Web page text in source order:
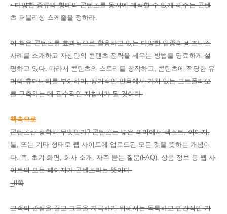
• 다양한 종류와 형태의 콘텐츠를 동시에 제작할 수 있게 해주는 콘텐
츠 퍼블리싱 스케줄을 정하라.
이 책은 콘텐츠를 효과적으로 활용하고 있는 다양한 업종의 비즈니스
사례를 소개하고 자신만의 콘텐츠 전략을 세우는 방법을 명료하게 설
명하고 있다. 따라서 콘텐츠의 스토리를 창작하고, 콘텐츠에 적당한 유
머와 휴머니티를 부여하며, 장기적인 안목에서 가치 있는 포트폴리오
를 구축하는 데 필수적인 지침서가 될 것이다.
책속으로
콘텐츠란 정확히 무엇인가? 콘텐츠는 넓은 의미에서 텍스트, 이미지,
툴, 또는 기타 형태로 웹 사이트에 업로드된 모든 것을 뜻하는 개념이
다. 즉, 초기 화면, 회사 소개, 자주 묻는 질문(FAQ), 상품 정보 등 웹 사
이트의 모든 페이지가 콘텐츠라는 뜻이다.
_8쪽
고객의 관심을 끌고 그들을 자극하기 위해서는 독특하고 인간적인 기